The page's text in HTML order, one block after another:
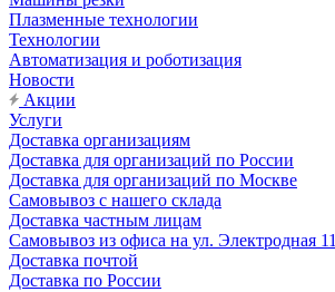
Плазменные технологии
Технологии
Автоматизация и роботизация
Новости
Акции
Услуги
Доставка организациям
Доставка для организаций по России
Доставка для организаций по Москве
Самовывоз с нашего склада
Доставка частным лицам
Самовывоз из офиса на ул. Электродная 11
Доставка почтой
Доставка по России